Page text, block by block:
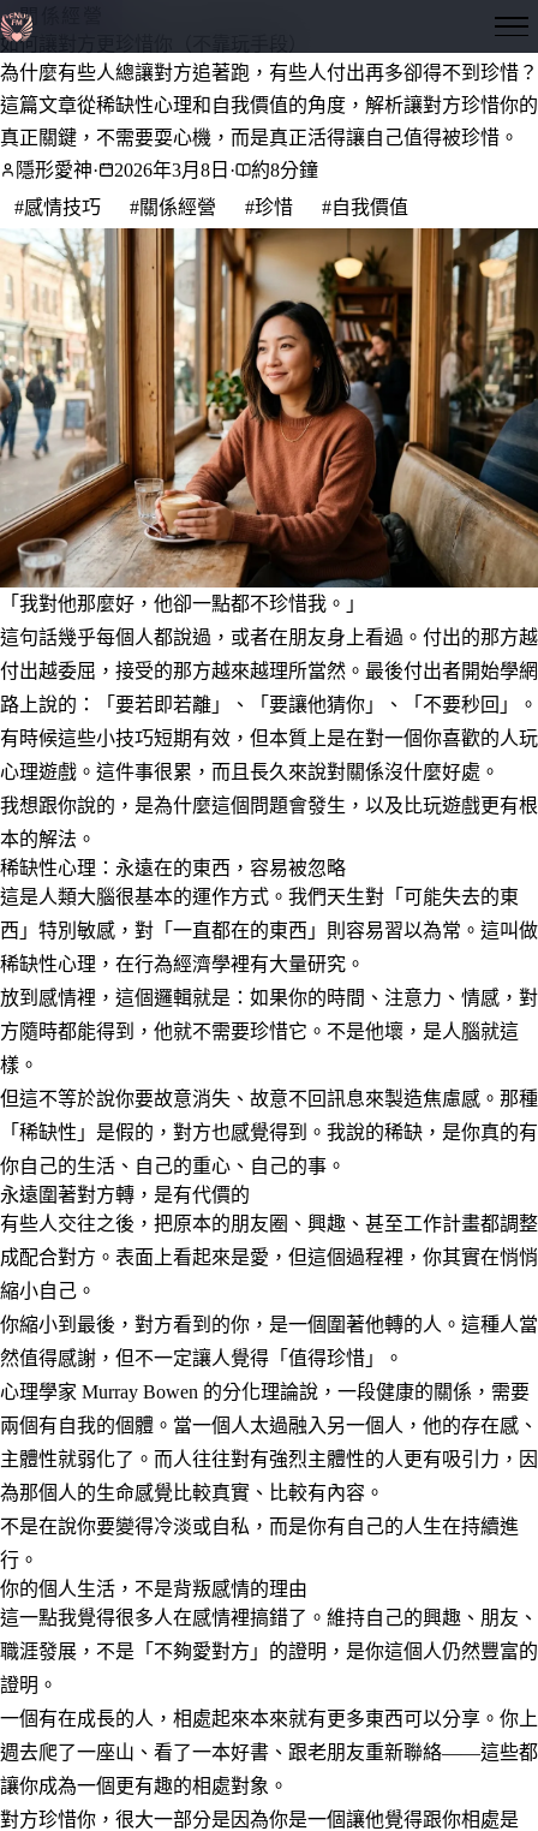
關係經營
如何讓對方更珍惜你（不靠玩手段）
為什麼有些人總讓對方追著跑，有些人付出再多卻得不到珍惜？
這篇文章從稀缺性心理和自我價值的角度，解析讓對方珍惜你的
真正關鍵，不需要耍心機，而是真正活得讓自己值得被珍惜。
隱形愛神· 2026年3月8日 ·
約8分鐘
#感情技巧
#關係經營 #珍惜 #自我價值
「我對他那麼好，他卻一點都不珍惜我。」
這句話幾乎每個人都說過，或者在朋友身上看過。付出的那方越
付出越委屈，接受的那方越來越理所當然。最後付出者開始學網
路上說的：「要若即若離」、「要讓他猜你」、「不要秒回」。
有時候這些小技巧短期有效，但本質上是在對一個你喜歡的人玩
心理遊戲。這件事很累，而且長久來說對關係沒什麼好處。
我想跟你說的，是為什麼這個問題會發生，以及比玩遊戲更有根
本的解法。
稀缺性心理：永遠在的東西，容易被忽略
這是人類大腦很基本的運作方式。我們天生對「可能失去的東
西」特別敏感，對「一直都在的東西」則容易習以為常。這叫做
稀缺性心理，在行為經濟學裡有大量研究。
放到感情裡，這個邏輯就是：如果你的時間、注意力、情感，對
方隨時都能得到，他就不需要珍惜它。不是他壞，是人腦就這
樣。
但這不等於說你要故意消失、故意不回訊息來製造焦慮感。那種
「稀缺性」是假的，對方也感覺得到。我說的稀缺，是你真的有
你自己的生活、自己的重心、自己的事。
永遠圍著對方轉，是有代價的
有些人交往之後，把原本的朋友圈、興趣、甚至工作計畫都調整
成配合對方。表面上看起來是愛，但這個過程裡，你其實在悄悄
縮小自己。
你縮小到最後，對方看到的你，是一個圍著他轉的人。這種人當
然值得感謝，但不一定讓人覺得「值得珍惜」。
心理學家 Murray Bowen 的分化理論說，一段健康的關係，需要
兩個有自我的個體。當一個人太過融入另一個人，他的存在感、
主體性就弱化了。而人往往對有強烈主體性的人更有吸引力，因
為那個人的生命感覺比較真實、比較有內容。
不是在說你要變得冷淡或自私，而是你有自己的人生在持續進
行。
你的個人生活，不是背叛感情的理由
這一點我覺得很多人在感情裡搞錯了。維持自己的興趣、朋友、
職涯發展，不是「不夠愛對方」的證明，是你這個人仍然豐富的
證明。
一個有在成長的人，相處起來本來就有更多東西可以分享。你上
週去爬了一座山、看了一本好書、跟老朋友重新聯絡——這些都
讓你成為一個更有趣的相處對象。
對方珍惜你，很大一部分是因為你是一個讓他覺得跟你相處是